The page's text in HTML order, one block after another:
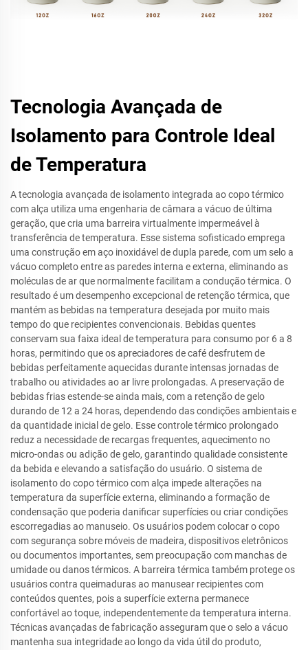
Tecnologia Avançada de
Isolamento para Controle Ideal
de Temperatura
A tecnologia avançada de isolamento integrada ao copo térmico
com alça utiliza uma engenharia de câmara a vácuo de última
geração, que cria uma barreira virtualmente impermeável à
transferência de temperatura. Esse sistema sofisticado emprega
uma construção em aço inoxidável de dupla parede, com um selo a
vácuo completo entre as paredes interna e externa, eliminando as
moléculas de ar que normalmente facilitam a condução térmica. O
resultado é um desempenho excepcional de retenção térmica, que
mantém as bebidas na temperatura desejada por muito mais
tempo do que recipientes convencionais. Bebidas quentes
conservam sua faixa ideal de temperatura para consumo por 6 a 8
horas, permitindo que os apreciadores de café desfrutem de
bebidas perfeitamente aquecidas durante intensas jornadas de
trabalho ou atividades ao ar livre prolongadas. A preservação de
bebidas frias estende-se ainda mais, com a retenção de gelo
durando de 12 a 24 horas, dependendo das condições ambientais e
da quantidade inicial de gelo. Esse controle térmico prolongado
reduz a necessidade de recargas frequentes, aquecimento no
micro-ondas ou adição de gelo, garantindo qualidade consistente
da bebida e elevando a satisfação do usuário. O sistema de
isolamento do copo térmico com alça impede alterações na
temperatura da superfície externa, eliminando a formação de
condensação que poderia danificar superfícies ou criar condições
escorregadias ao manuseio. Os usuários podem colocar o copo
com segurança sobre móveis de madeira, dispositivos eletrônicos
ou documentos importantes, sem preocupação com manchas de
umidade ou danos térmicos. A barreira térmica também protege os
usuários contra queimaduras ao manusear recipientes com
conteúdos quentes, pois a superfície externa permanece
confortável ao toque, independentemente da temperatura interna.
Técnicas avançadas de fabricação asseguram que o selo a vácuo
mantenha sua integridade ao longo da vida útil do produto,